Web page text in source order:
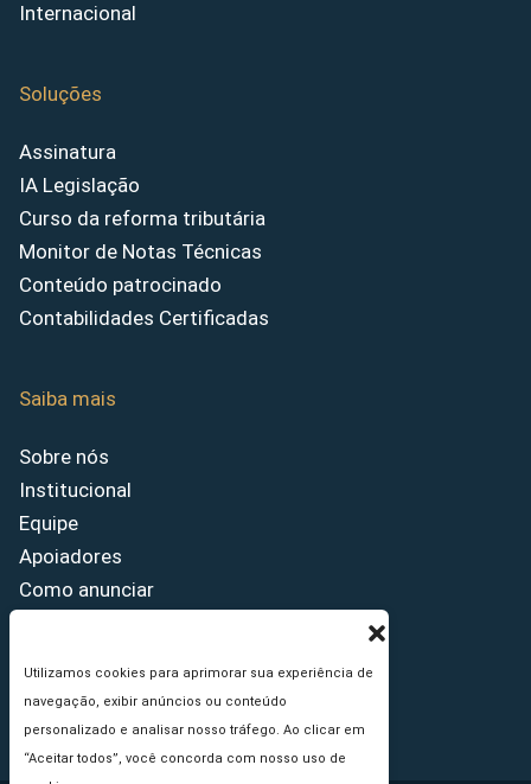
Utilizamos cookies para aprimorar sua experiência de
navegação, exibir anúncios ou conteúdo
personalizado e analisar nosso tráfego. Ao clicar em
“Aceitar todos”, você concorda com nosso uso de
Internacional
Soluções
Assinatura
IA Legislação
Curso da reforma tributária
Monitor de Notas Técnicas
Conteúdo patrocinado
Contabilidades Certificadas
Saiba mais
Sobre nós
Institucional
Equipe
Apoiadores
Como anunciar
Princípios Editoriais